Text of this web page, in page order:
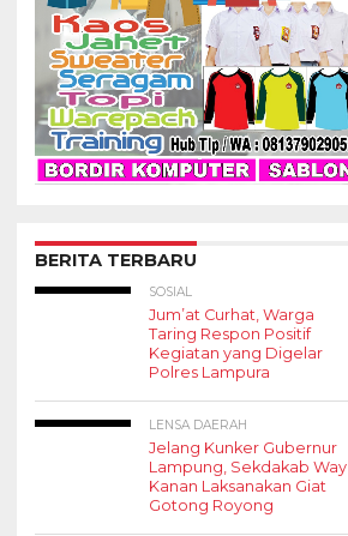
BERITA TERBARU
SOSIAL
Jum’at Curhat, Warga
Taring Respon Positif
Kegiatan yang Digelar
Polres Lampura
LENSA DAERAH
Jelang Kunker Gubernur
Lampung, Sekdakab Way
Kanan Laksanakan Giat
Gotong Royong